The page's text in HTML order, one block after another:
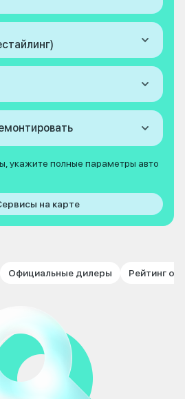
укажите полные параметры авто
на карте
Официальные дилеры Рейтинг